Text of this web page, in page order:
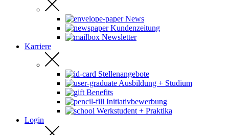
News
Kundenzeitung
Newsletter
Karriere
Stellenangebote
Ausbildung + Studium
Benefits
Initiativbewerbung
Werkstudent + Praktika
Login